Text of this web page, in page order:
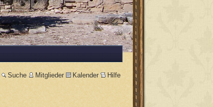
Suche Mitglieder Kalender Hilfe